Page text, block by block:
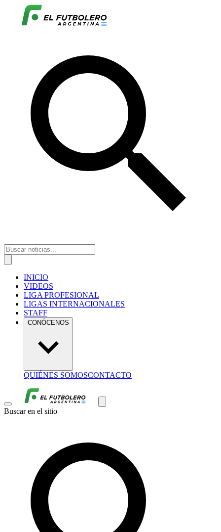
INICIO
VIDEOS
LIGA PROFESIONAL
LIGAS INTERNACIONALES
STAFF
CONÓCENOS
QUIÉNES SOMOSCONTACTO
Buscar en el sitio